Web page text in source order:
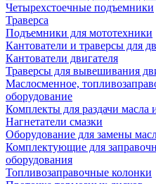
Четырехстоечные подъемники
Траверса
Подъемники для мототехники
Кантователи и траверсы для
Кантователи двигателя
Траверсы для вывешивания
Маслосменное,
оборудование
Комплекты для раздачи масла
Нагнетатели смазки
Оборудование для замены
Комплектующие для
оборудования
Топливозаправочные колонки